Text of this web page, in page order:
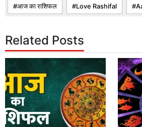
आज का राशिफल Love Rashifal
Related Posts